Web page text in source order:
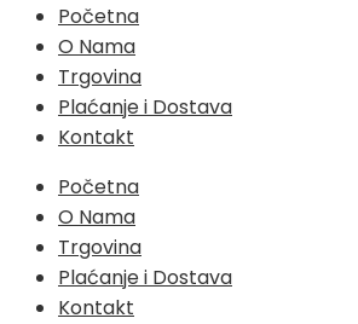
Skip
content
Početna
O Nama
Trgovina
Plaćanje i Dostava
Kontakt
Početna
O Nama
Trgovina
Plaćanje i Dostava
Kontakt